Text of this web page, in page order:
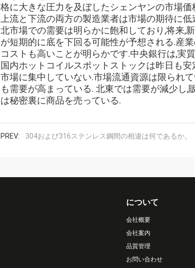
格に大きな圧力を及ぼしたシェンヤンの市場
上流と下流の両方の製造業者は市場の期待に
北市場での需要は明らかに飽和しており,将来,
が短期的に底を下回る可能性が予想される.産
コストも高いことが明らかです.中央銀行は,実
国内ホットコイルスポットストックは昨日も
市場に集中していない.市場流通資源は限られ
も需要が高まっている. 北東では需要が減少し
は秘密裏に商品を売っている.
PREV: 304および316ステンレス鋼間の相違は何であるか。
について
会社概要
会社案内
品質管理
お問い合わせ